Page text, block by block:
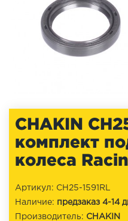
CHAKIN
комплект
колеса
Артикул: CH25-1591RL
Наличие: предзаказ 4-14
Производитель: CHAKIN